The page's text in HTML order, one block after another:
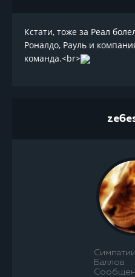
Кстати, тоже за Реал
Роналдо, Рауль и
команда.<br>
Симпатии
Баллов